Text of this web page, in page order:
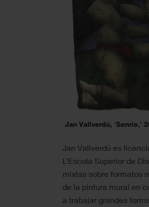
Jan Vallverdú, ‘Sonrío,’
Jan Vallverdú es
L’Escola Superior de
mixtas sobre formatos
de la pintura mural en
a trabajar grandes